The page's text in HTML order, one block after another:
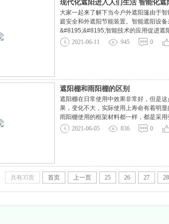
现代化遮阳进入人们生活 智能化遮
大家一起来了解下当今户外遮阳篷由于
庭安全和外遮阳节能装置。智能遮阳设
&#8195;&#8195;智能技术的应用促进遮
产品的大范围应用。由于遮阳系统的发
&#8195;&#8195;正如该报告所指出的那
2021-06-11 945 0
遮阳棚和雨阳棚的区别
遮阳棚在日常使用中效果非常好，但是
果，变化不大，实际使用上寿命有着明
雨阳棚使用的框架材料都一样，都是采
日常使用中的稳定性能，还有就是只有
雨阳棚能防雨，遮阳篷一样可以做到，只
2021-06-05 836 0
共有35页 首页 上一页 25 26 27 28